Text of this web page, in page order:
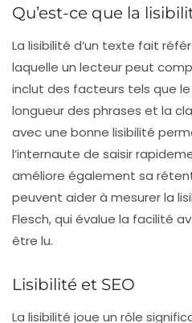
Qu’est-ce que la
La lisibilité d’un texte fait
laquelle un lecteur peut
inclut des facteurs tels que
longueur des phrases et la
avec une bonne lisibilité
l’internaute de saisir
améliore également sa
peuvent aider à mesurer la
Flesch, qui évalue la facilité
être lu.
Lisibilité et SEO
La lisibilité joue un rôle